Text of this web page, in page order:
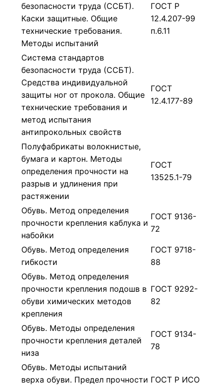
безопасности труда (ССБТ).
Каски защитные. Общие
технические требования.
Методы испытаний
ГОСТ Р
12.4.207-99
п.6.11
Система стандартов
безопасности труда (ССБТ).
Средства индивидуальной
защиты ног от прокола. Общие
технические требования и
метод испытания
антипрокольных свойств
ГОСТ
12.4.177-89
Полуфабрикаты волокнистые,
бумага и картон. Методы
определения прочности на
разрыв и удлинения при
растяжении
ГОСТ
13525.1-79
Обувь. Метод определения
прочности крепления каблука и
набойки
ГОСТ 9136-
72
Обувь. Метод определения
гибкости
ГОСТ 9718-
88
Обувь. Метод определения
прочности крепления подошв в
обуви химических методов
крепления
ГОСТ 9292-
82
Обувь. Методы определения
прочности крепления деталей
низа
ГОСТ 9134-
78
Обувь. Методы испытаний
верха обуви. Предел прочности ГОСТ Р ИСО